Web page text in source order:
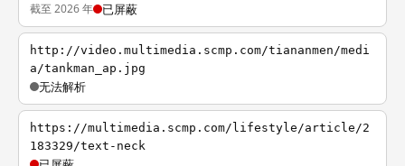
截至 2026 年 已屏蔽
http://video.multimedia.scmp.com/tiananmen/medi
a/tankman_ap.jpg
无法解析
https://multimedia.scmp.com/lifestyle/article/2
183329/text-neck